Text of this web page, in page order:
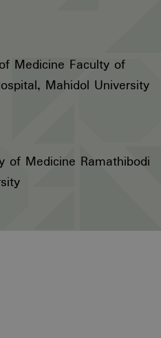
Medicine Faculty of
Mahidol University
of Medicine Ramathibodi